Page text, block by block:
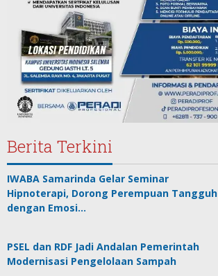
Berita Terkini
IWABA Samarinda Gelar Seminar
Hipnoterapi, Dorong Perempuan Tangguh
dengan Emosi…
PSEL dan RDF Jadi Andalan Pemerintah
Modernisasi Pengelolaan Sampah